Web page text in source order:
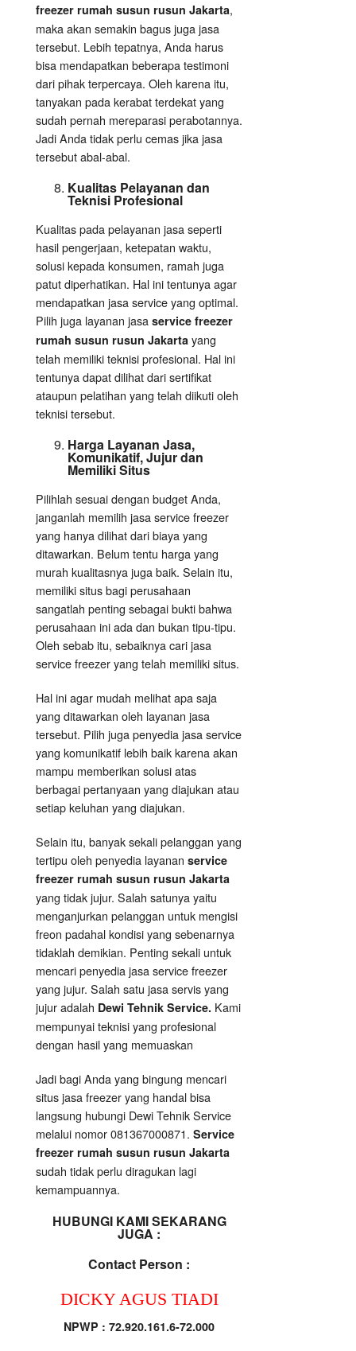
freezer rumah susun rusun Jakarta,
maka akan semakin bagus juga jasa
tersebut. Lebih tepatnya, Anda harus
bisa mendapatkan beberapa testimoni
dari pihak terpercaya. Oleh karena itu,
tanyakan pada kerabat terdekat yang
sudah pernah mereparasi perabotannya.
Jadi Anda tidak perlu cemas jika jasa
tersebut abal-abal.
Kualitas Pelayanan dan
Teknisi Profesional
Kualitas pada pelayanan jasa seperti
hasil pengerjaan, ketepatan waktu,
solusi kepada konsumen, ramah juga
patut diperhatikan. Hal ini tentunya agar
mendapatkan jasa service yang optimal.
Pilih juga layanan jasa service freezer
rumah susun rusun Jakarta yang
telah memiliki teknisi profesional. Hal ini
tentunya dapat dilihat dari sertifikat
ataupun pelatihan yang telah diikuti oleh
teknisi tersebut.
Harga Layanan Jasa,
Komunikatif, Jujur dan
Memiliki Situs
Pilihlah sesuai dengan budget Anda,
janganlah memilih jasa service freezer
yang hanya dilihat dari biaya yang
ditawarkan. Belum tentu harga yang
murah kualitasnya juga baik. Selain itu,
memiliki situs bagi perusahaan
sangatlah penting sebagai bukti bahwa
perusahaan ini ada dan bukan tipu-tipu.
Oleh sebab itu, sebaiknya cari jasa
service freezer yang telah memiliki situs.
Hal ini agar mudah melihat apa saja
yang ditawarkan oleh layanan jasa
tersebut. Pilih juga penyedia jasa service
yang komunikatif lebih baik karena akan
mampu memberikan solusi atas
berbagai pertanyaan yang diajukan atau
setiap keluhan yang diajukan.
Selain itu, banyak sekali pelanggan yang
tertipu oleh penyedia layanan service
freezer rumah susun rusun Jakarta
yang tidak jujur. Salah satunya yaitu
menganjurkan pelanggan untuk mengisi
freon padahal kondisi yang sebenarnya
tidaklah demikian. Penting sekali untuk
mencari penyedia jasa service freezer
yang jujur. Salah satu jasa servis yang
jujur adalah Dewi Tehnik Service. Kami
mempunyai teknisi yang profesional
dengan hasil yang memuaskan
Jadi bagi Anda yang bingung mencari
situs jasa freezer yang handal bisa
langsung hubungi Dewi Tehnik Service
melalui nomor 081367000871. Service
freezer rumah susun rusun Jakarta
sudah tidak perlu diragukan lagi
kemampuannya.
HUBUNGI KAMI SEKARANG
JUGA :
Contact Person :
DICKY AGUS TIADI
NPWP : 72.920.161.6-72.000